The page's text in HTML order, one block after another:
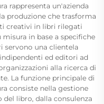
rappresenta un'azienda
produzione che trasforma
creativi in libri rilegati
in base a specifiche
servono una clientela
ed editori ad
alla ricerca di
La funzione principale di
consiste nella gestione
libro, dalla consulenza